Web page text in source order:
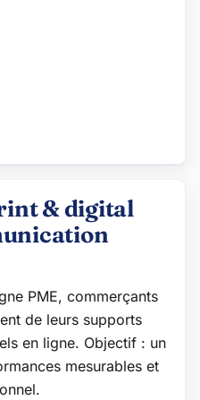
& digital
PME, commerçants
de leurs supports
en ligne. Objectif : un
mesurables et